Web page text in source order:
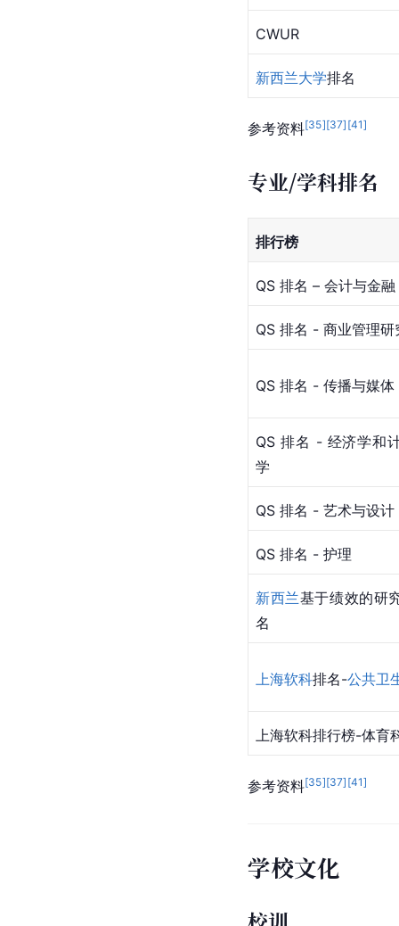
CWUR
新西兰大学排名
参考资料[35][37] [41]
专业/学科排名
排行榜
QS 排名 – 会计与金融
QS 排名 - 商业管理研
QS 排名 - 传播与媒体
QS 排名 - 经济学和
学
QS 排名 - 艺术与设计
QS 排名 - 护理
新西兰基于绩效的研
名
上海软科排名-公共卫
上海软科排行榜-体育
参考资料[35][37] [41]
学校文化